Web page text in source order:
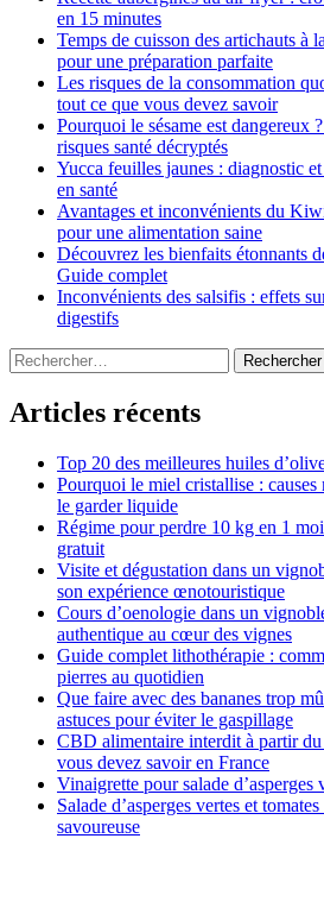
en 15 minutes
Temps de cuisson des artichauts à
pour une préparation parfaite
Les risques de la consommation
tout ce que vous devez savoir
Pourquoi le sésame est dangereux
risques santé décryptés
Yucca feuilles jaunes : diagnostic
en santé
Avantages et inconvénients du
pour une alimentation saine
Découvrez les bienfaits étonnants
Guide complet
Inconvénients des salsifis : effets
digestifs
Rechercher :
Articles récents
Top 20 des meilleures huiles
Pourquoi le miel cristallise : causes
le garder liquide
Régime pour perdre 10 kg en 1
gratuit
Visite et dégustation dans un
son expérience œnotouristique
Cours d’oenologie dans un
authentique au cœur des vignes
Guide complet lithothérapie :
pierres au quotidien
Que faire avec des bananes trop
astuces pour éviter le gaspillage
CBD alimentaire interdit à partir
vous devez savoir en France
Vinaigrette pour salade d’asperges
Salade d’asperges vertes et
savoureuse